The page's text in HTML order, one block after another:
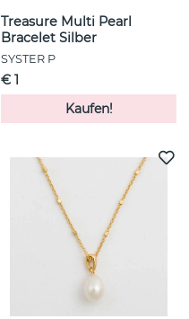
Treasure Multi Pearl
Bracelet Silber
SYSTER P
€ 1
Kaufen!